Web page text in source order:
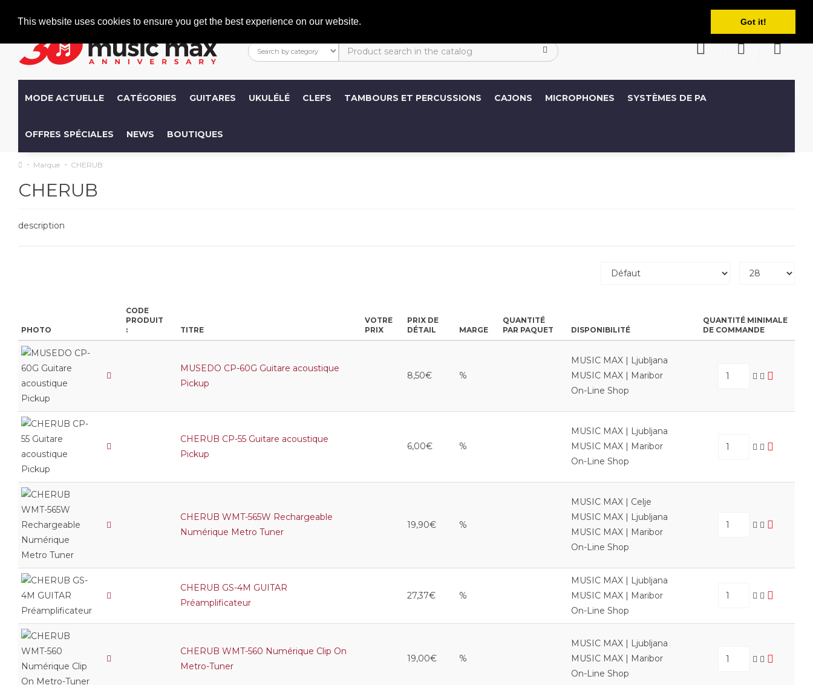
This website uses cookies to ensure you get the best experience on our website. Got it!
Français
MODE ACTUELLE CATÉGORIES GUITARES UKULÉLÉ CLEFS TAMBOURS ET PERCUSSIONS CAJONS MICROPHONES SYSTÈMES DE PA
OFFRES SPÉCIALES NEWS BOUTIQUES
Marque CHERUB
CHERUB
description
PHOTO
CODE
PRODUIT
:
TITRE
VOTRE
PRIX
PRIX DE
DÉTAIL
MARGE
QUANTITÉ
PAR PAQUET
DISPONIBILITÉ
QUANTITÉ MINIMALE
DE COMMANDE
MUSEDO CP-60G Guitare acoustique
Pickup
8,50€ %
MUSIC MAX | Ljubljana
MUSIC MAX | Maribor
On-Line Shop
CHERUB CP-55 Guitare acoustique
Pickup
6,00€ %
MUSIC MAX | Ljubljana
MUSIC MAX | Maribor
On-Line Shop
CHERUB WMT-565W Rechargeable
Numérique Metro Tuner
19,90€ %
MUSIC MAX | Celje
MUSIC MAX | Ljubljana
MUSIC MAX | Maribor
On-Line Shop
CHERUB GS-4M GUITAR
Préamplificateur
27,37€ %
MUSIC MAX | Ljubljana
MUSIC MAX | Maribor
On-Line Shop
CHERUB WMT-560 Numérique Clip On
Metro-Tuner
19,00€ %
MUSIC MAX | Ljubljana
MUSIC MAX | Maribor
On-Line Shop